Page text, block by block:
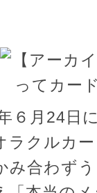
６月24日
ラクルカ
み合わず